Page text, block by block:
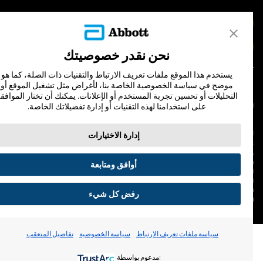
والأحكام سياسة الخصوصية
المجس، فري ستايل، وليبري، والعلامات التجارية ذات الصلة هي علامات لشركة أبوت
لا يجوز استخدام أي علامة تجارية أو الاسم التجاري أو المظهر التجاري لأبوت في هذا الموقع
دون الحصول على إذن كتابي مسبق من أبوت، إلا لتحديد منتج أو خدمات الشركة. هذا
والمعلومات التي تحتويه مقصودة لسكان دولة جمهورية مصر العربية فقط. إن
والبيانات الواردة صورية لأغراض توضيحية فقط. ولا تمثل مريضًا حقيقيًا أو بيانات
ADC-53188-
تفضيلات ملفات تعريف الارتباط
نحن نقدر خصوصيتك
يستخدم هذا الموقع ملفات تعريف الارتباط والتقنيات ذات الصلة، كما هو
موضح في سياسة الخصوصية الخاصة بنا، لأغراض مثل تشغيل الموقع أو
التحليلات أو تحسين تجربة المستخدم أو الإعلانات. يمكنك أن تختار الموافقة
على استخدامنا لهذه التقنيات أو إدارة تفضيلاتك الخاصة.
إدارة الاختيارات
أوافق ومتابعة
رفض كل شيء
سياسة ملفات تعريف الارتباط سياسة الخصوصية تفاصيل المتعقب
:مدعوم بواسطة